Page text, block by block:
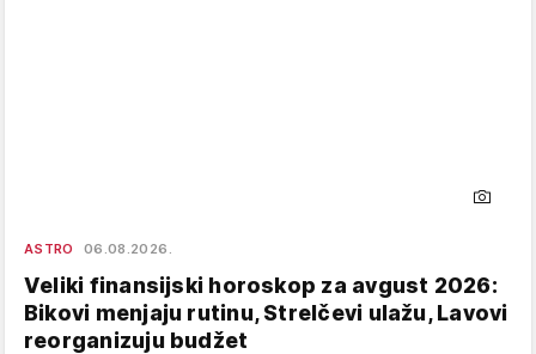
ASTRO 06.08.2026.
Veliki finansijski horoskop za avgust 2026:
Bikovi menjaju rutinu, Strelčevi ulažu, Lavovi
reorganizuju budžet